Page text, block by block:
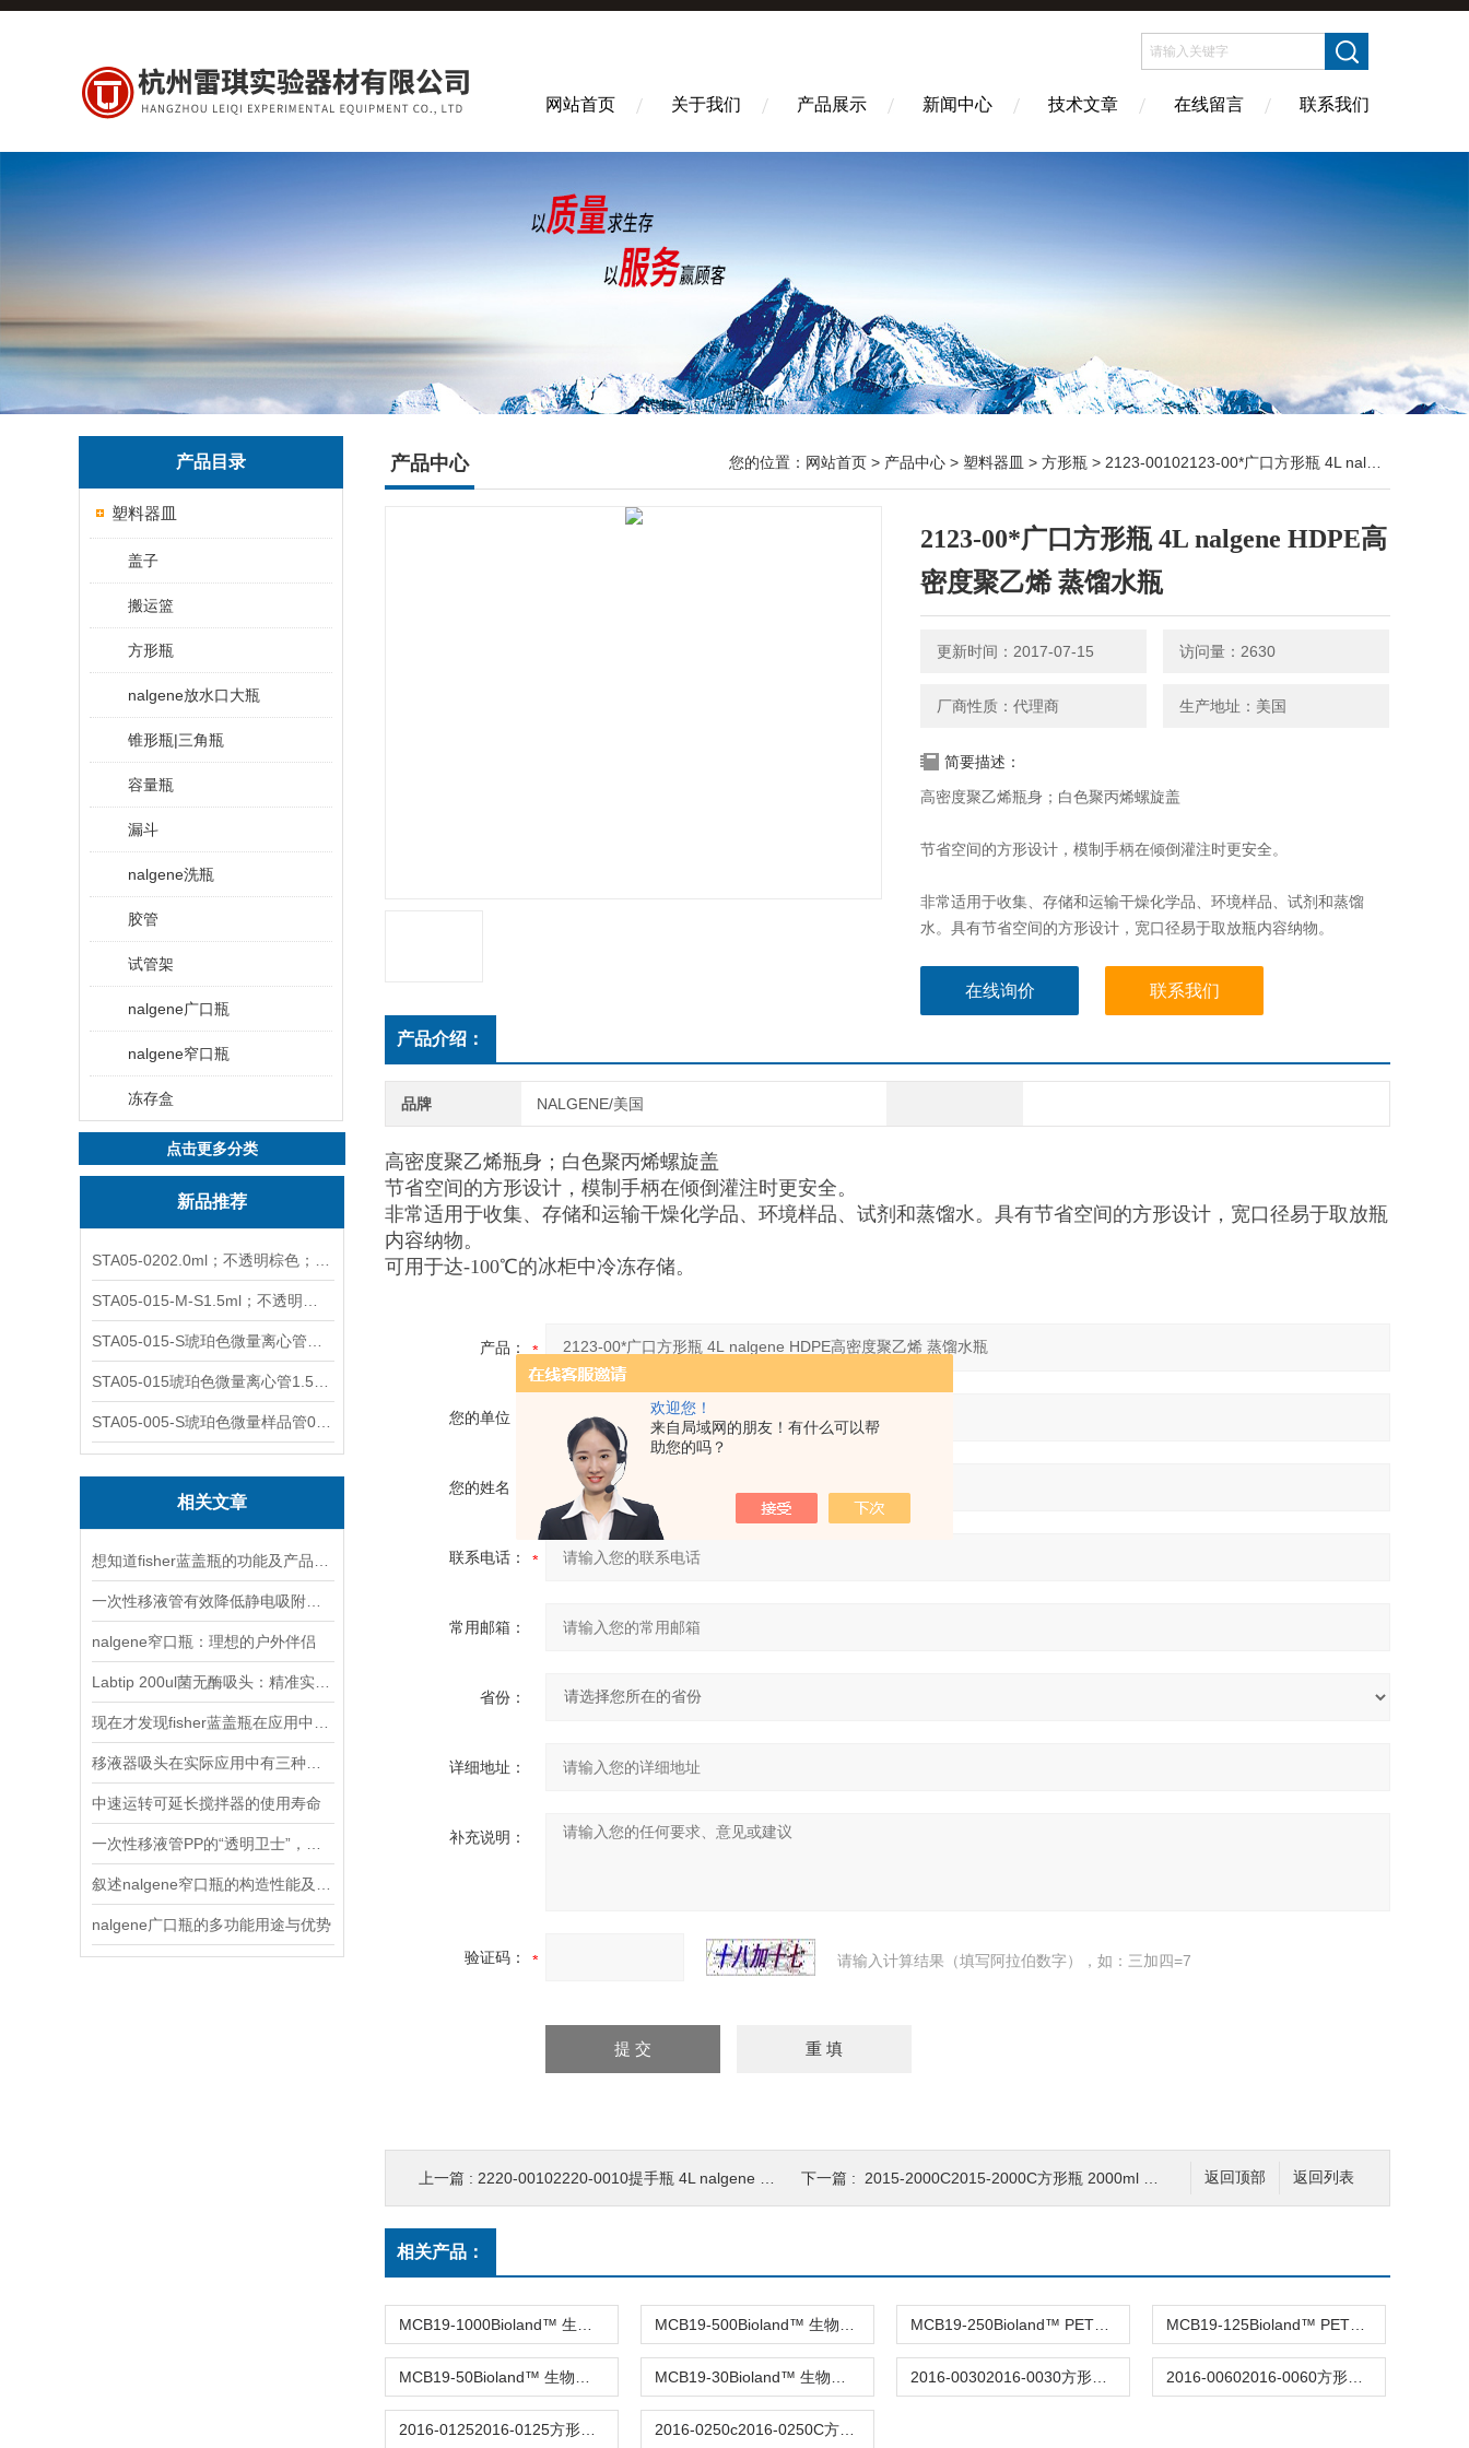
欢迎您！
来自局域网的朋友！有什么可以帮
助您的吗？
网站首页 关于我们 产品展示 新闻中心 技术文章 在线留言 联系我们
产品目录
塑料器皿
盖子
搬运篮
方形瓶
nalgene放水口大瓶
锥形瓶|三角瓶
容量瓶
漏斗
nalgene洗瓶
胶管
试管架
nalgene广口瓶
nalgene窄口瓶
冻存盒
点击更多分类
新品推荐
相关文章
nalgene窄口瓶：理想的户外伴侣
中速运转可延长搅拌器的使用寿命
nalgene广口瓶的多功能用途与优势
产品中心 您的位置： 网站首页 > 产品中心 > 塑料器皿 > 方形瓶 > 2123-00102123-00*广口方形瓶 4L nalgene HDPE高密度聚乙烯 蒸馏水瓶
2123-00*广口方形瓶 4L nalgene HDPE高
密度聚乙烯 蒸馏水瓶
更新时间：2017-07-15 访问量：2630
厂商性质：代理商 生产地址：美国
简要描述：
高密度聚乙烯瓶身；白色聚丙烯螺旋盖
节省空间的方形设计，模制手柄在倾倒灌注时更安全。
非常适用于收集、存储和运输干燥化学品、环境样品、试剂和蒸馏
水。具有节省空间的方形设计，宽口径易于取放瓶内容纳物。
可用于达-100℃的冰柜中冷冻存储。
在线询价 联系我们
产品介绍：
品牌 NALGENE/美国
高密度聚乙烯瓶身；白色聚丙烯螺旋盖
节省空间的方形设计，模制手柄在倾倒灌注时更安全。
非常适用于收集、存储和运输干燥化学品、环境样品、试剂和蒸馏水。具有节省空间的方形设计，宽口径易于取放瓶
内容纳物。
可用于达-100℃的冰柜中冷冻存储。
产品：
您的单位：
您的姓名：
联系电话：
常用邮箱：
省份：
详细地址：
补充说明：
验证码： 请输入计算结果（填写阿拉伯数字），如：三加四=7
返回列表
返回顶部
上一篇 : 2220-00102220-0010提手瓶 4L nalgene 大壶 低密度聚乙烯 下一篇 : 2015-2000C2015-2000C方形瓶 2000ml nalgene 聚碳酸酯PC 耐高低温 透明防漏有刻度
相关产品：